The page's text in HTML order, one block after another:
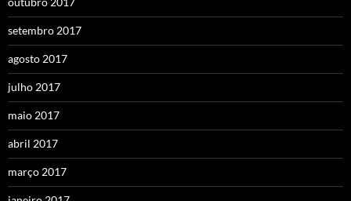
setembro 2017
agosto 2017
julho 2017
maio 2017
abril 2017
março 2017